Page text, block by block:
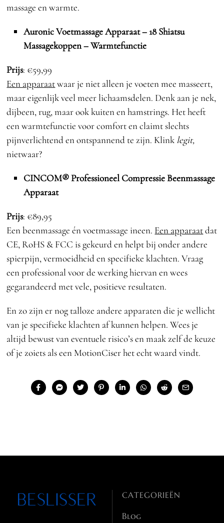
massage en warmte.
Auronic Voetmassage Apparaat – 18 Shiatsu
Massagekoppen – Warmtefunctie
Prijs: €59,99
Een apparaatwaar je niet alleen je voeten mee masseert,
maar eigenlijk veel meer lichaamsdelen. Denk aan je nek,
dijbeen, rug, maar ook kuiten en hamstrings. Het heeft
een warmtefunctie voor comfort en claimt slechts
pijnverlichtend en ontspannend te zijn. Klink legit,
nietwaar?
CINCOM® Professioneel Compressie Beenmassage
Apparaat
Prijs: €89,95
Een beenmassage én voetmassage ineen. Een apparaatdat
CE, RoHS & FCC is gekeurd en helpt bij onder andere
spierpijn, vermoeidheid en specifieke klachten. Vraag
een professional voor de werking hiervan en wees
gegarandeerd met vele, positieve resultaten.
En zo zijn er nog talloze andere apparaten die je wellicht
van je specifieke klachten af kunnen helpen. Wees je
altijd bewust van eventuele risico’s en maak zelf de keuze
of je zoiets als een MotionCiser het echt waard vindt.
CATEGORIEËN
Blog